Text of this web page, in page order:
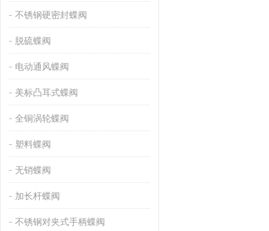
不锈钢硬密封蝶阀
脱硫蝶阀
电动通风蝶阀
美标凸耳式蝶阀
全铜涡轮蝶阀
塑料蝶阀
无销蝶阀
加长杆蝶阀
不锈钢对夹式手柄蝶阀